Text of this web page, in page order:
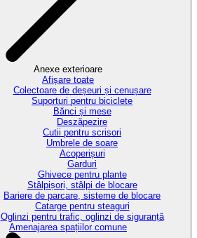
Anexe exterioare
Afișare toate
Colectoare de deșeuri și cenușare
Suporturi pentru biciclete
Bănci și mese
Deszăpezire
Cutii pentru scrisori
Umbrele de soare
Acoperișuri
Garduri
Ghivece pentru plante
Stâlpișori, stâlpi de blocare
Bariere de parcare, sisteme de blocare
Catarge pentru steaguri
Oglinzi pentru trafic, oglinzi de siguranță
Amenajarea spațiilor comune